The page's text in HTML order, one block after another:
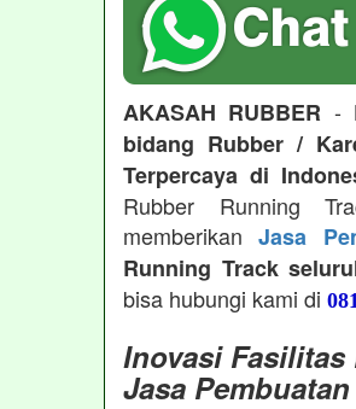
AKASAH RUBBER -
bidang Rubber /
Terpercaya di
Rubber Running
memberikanJasa
Running Track
bisa hubungi kami di
Inovasi
Jasa